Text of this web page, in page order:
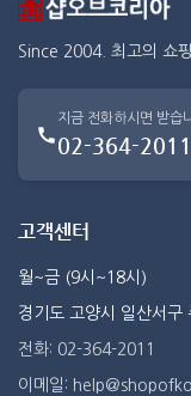
Since 2004. 최고의 쇼
지금 전화하시면 받습
02-364-2011
고객센터
월~금 (9시~18시)
경기도 고양시 일산서
전화: 02-364-2011
이메일: